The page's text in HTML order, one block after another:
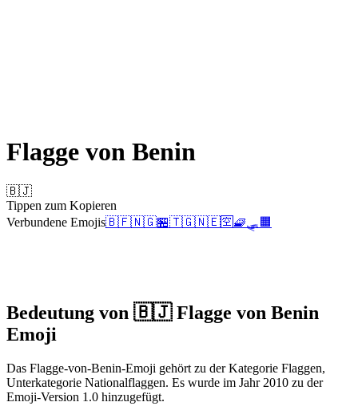
Flagge von Benin
🇧🇯
Tippen zum Kopieren
Verbundene Emojis🇧🇫🇳🇬🏪🇹🇬🇳🇪🈳 🧇🛷 🟧
Bedeutung von 🇧🇯 Flagge von Benin
Emoji
Das Flagge-von-Benin-Emoji gehört zu der Kategorie Flaggen,
Unterkategorie Nationalflaggen. Es wurde im Jahr 2010 zu der
Emoji-Version 1.0 hinzugefügt.